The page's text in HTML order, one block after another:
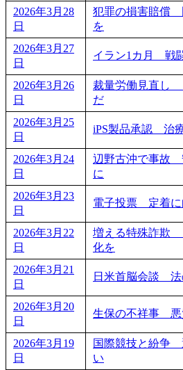
2026年3月28
日
犯罪の損害賠償
を
2026年3月27
日
イラン1カ月 戦
2026年3月26
日
裁量労働見直し
だ
2026年3月25
日
iPS製品承認 治
2026年3月24
日
辺野古沖で事故
に
2026年3月23
日
電子投票 定着に
2026年3月22
日
増える特殊詐欺
化を
2026年3月21
日
日米首脳会談 法
2026年3月20
日
生保の不祥事 悪
2026年3月19
日
国際競技と紛争
い